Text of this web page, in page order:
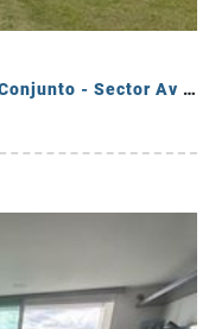
Se Vende Casa Campestre Fuera de Conjunto - Sector Av Centenario